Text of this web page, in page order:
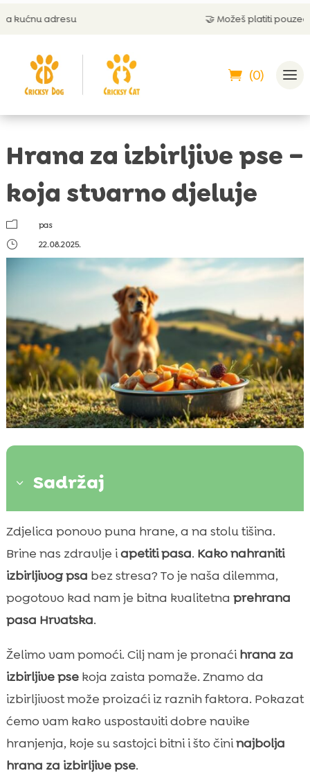
🤝 Možeš platiti pouzećem
(0)
Hrana za izbirljive pse –
koja stvarno djeluje
m
pas
}
22.08.2025.
3 Sadržaj

Zašto su neki psi izbirljivi i kako to utječe na
njihovo zdravlje
 Kako postaviti rutinu hranjenja koja potiče
hrana za izbirljive pse
probavljivost
 Hiperalergene i žitaricama-siromašne
opcije za osjetljive pse
CricksyDog rješenja za izbirljive pse
Kako kombinirati suhu i mokru hranu bez
narušavanja ravnoteže
 Strategije pojačavanja okusa i mirisa koje
Zdjelica ponovo puna hrane, a na stolu tišina.
Brine nas zdravlje iapetiti pasa. Kako nahraniti
izbirljivog psa bez stresa? To je naša dilemma,
pogotovo kad nam je bitna kvalitetna prehrana
pasa Hrvatska.
Želimo vam pomoći. Cilj nam je pronaćihrana za
izbirljive psekoja zaista pomaže. Znamo da
izbirljivost može proizaći iz raznih faktora. Pokazat
ćemo vam kako uspostaviti dobre navike
hranjenja, koje su sastojci bitni i što čininajbolja
hrana za izbirljive pse.